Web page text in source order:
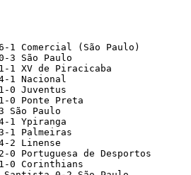
1 Comercial (São Paulo)
3 São Paulo
1 XV de Piracicaba
1 Nacional
0 Juventus
0 Ponte Preta
São Paulo
1 Ypiranga
1 Palmeiras
2 Linense
0 Portuguesa de Desportos
0 Corinthians